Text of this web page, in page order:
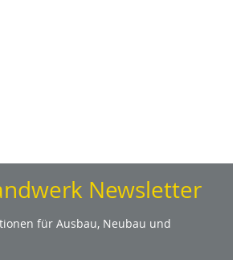
Newsletter
für Ausbau, Neubau und